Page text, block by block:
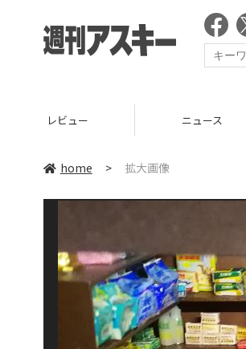
レビュー ニュース
home > 拡大画像